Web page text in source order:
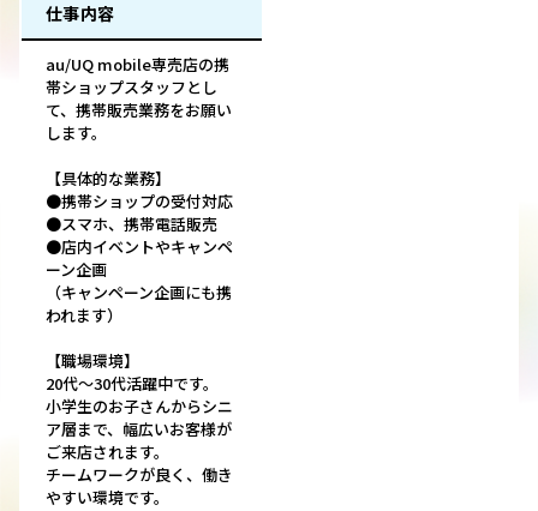
仕事内容
au/UQ mobile専売店の携
帯ショップスタッフとし
て、携帯販売業務をお願い
します。
【具体的な業務】
●携帯ショップの受付対応
●スマホ、携帯電話販売
●店内イベントやキャンペ
ーン企画
（キャンペーン企画にも携
われます）
【職場環境】
20代～30代活躍中です。
小学生のお子さんからシニ
ア層まで、幅広いお客様が
ご来店されます。
チームワークが良く、働き
やすい環境です。